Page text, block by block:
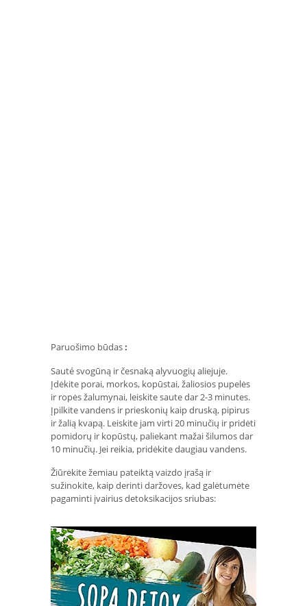
Paruošimo būdas:
Sauté svogūną ir česnaką alyvuogių aliejuje.
Įdėkite porai, morkos, kopūstai, žaliosios pupelės
ir ropės žalumynai, leiskite saute dar 2-3 minutes.
Įpilkite vandens ir prieskonių kaip druską, pipirus
ir žalią kvapą. Leiskite jam virti 20 minučių ir pridėti
pomidorų ir kopūstų, paliekant mažai šilumos dar
10 minučių. Jei reikia, pridėkite daugiau vandens.
Žiūrėkite žemiau pateiktą vaizdo įrašą ir
sužinokite, kaip derinti daržoves, kad galėtumėte
pagaminti įvairius detoksikacijos sriubas: